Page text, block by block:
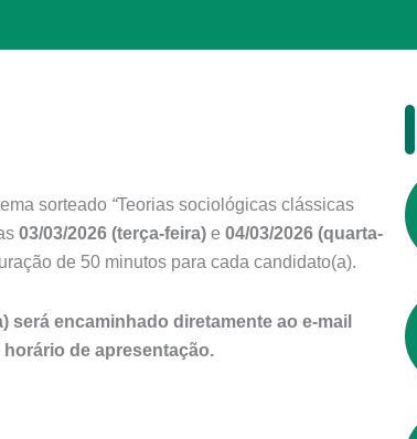
sorteado “Teorias sociológicas clássicas
03/03/2026 (terça-feira) e 04/03/2026 (quarta-
de 50 minutos para cada candidato(a).
encaminhado diretamente ao e-mail
de apresentação.